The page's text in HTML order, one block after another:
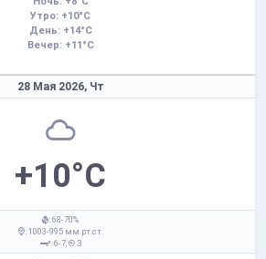
Утро: +10°C
День: +14°C
Вечер: +11°C
28 Мая 2026, Чт
+10°C
: 68-70%
: 1003-995 мм рт.ст.
: 6-7,
З